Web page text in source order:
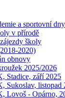
a sportovní dny
v přírodě
školy
2020)
obnovy
2025/2026
Stadice, září 2025
Sukoslav, listopad
Lovoš - Opárno,